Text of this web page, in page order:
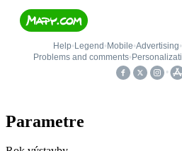
Parametre